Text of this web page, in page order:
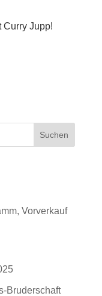
Curry Jupp!
Vorverkauf
Bruderschaft